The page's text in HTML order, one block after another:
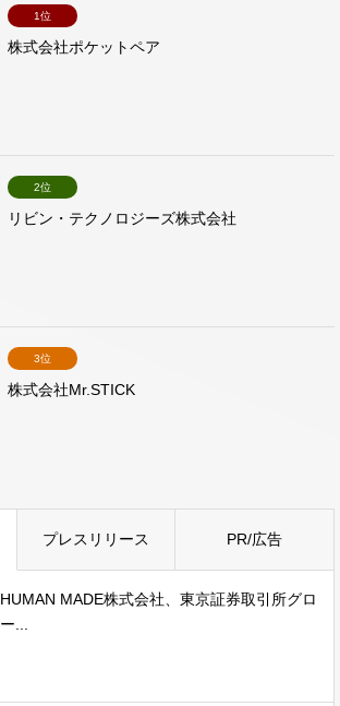
1位
株式会社ポケットペア
2位
リビン・テクノロジーズ株式会社
3位
株式会社Mr.STICK
プレスリリース PR/広告
HUMAN MADE株式会社、東京証券取引所グロ
ー...